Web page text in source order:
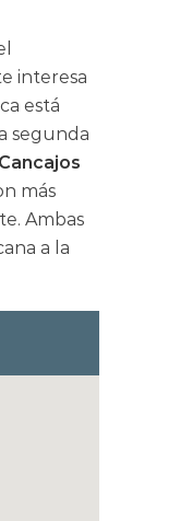
interesa
está
segunda
más
Ambas
a la